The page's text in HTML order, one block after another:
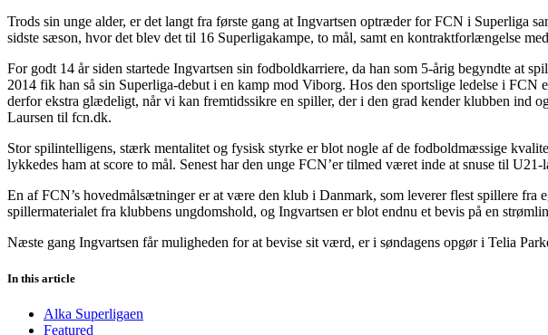
Trods sin unge alder, er det langt fra første gang at Ingvartsen optræder for FCN i Superliga
sidste sæson, hvor det blev det til 16 Superligakampe, to mål, samt en kontraktforlængelse
For godt 14 år siden startede Ingvartsen sin fodboldkarriere, da han som 5-årig begyndte at
2014 fik han så sin Superliga-debut i en kamp mod Viborg. Hos den sportslige ledelse i
derfor ekstra glædeligt, når vi kan fremtidssikre en spiller, der i den grad kender klubben ind
Laursen til fcn.dk.
Stor spilintelligens, stærk mentalitet og fysisk styrke er blot nogle af de fodboldmæssige
lykkedes ham at score to mål. Senest har den unge FCN’er tilmed været inde at snuse til
En af FCN’s hovedmålsætninger er at være den klub i Danmark, som leverer flest spillere
spillermaterialet fra klubbens ungdomshold, og Ingvartsen er blot endnu et bevis på en
Næste gang Ingvartsen får muligheden for at bevise sit værd, er i søndagens opgør i Telia
In this article
Alka Superligaen
Featured